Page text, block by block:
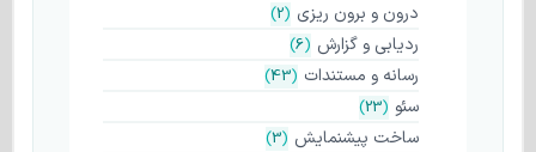
درون و برون ریزی (
2
)
ردیابی و گزارش (
6
)
رسانه و مستندات (
43
)
سئو (
23
)
ساخت پیشنمایش (
3
)